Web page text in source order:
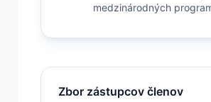
medzinárodných
Zbor zástupcov členov